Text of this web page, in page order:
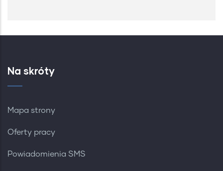
Na skróty
Mapa strony
Oferty pracy
Powiadomienia SMS